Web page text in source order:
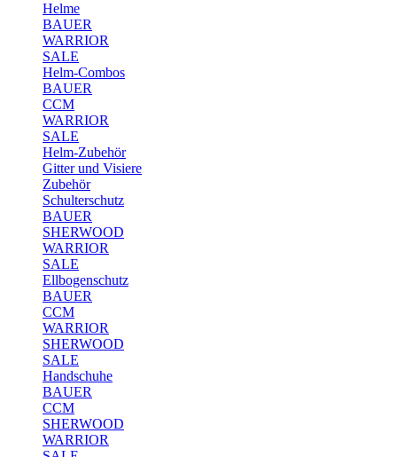
Helme
BAUER
WARRIOR
SALE
Helm-Combos
BAUER
CCM
WARRIOR
SALE
Helm-Zubehör
Gitter und Visiere
Zubehör
Schulterschutz
BAUER
SHERWOOD
WARRIOR
SALE
Ellbogenschutz
BAUER
CCM
WARRIOR
SHERWOOD
SALE
Handschuhe
BAUER
CCM
SHERWOOD
WARRIOR